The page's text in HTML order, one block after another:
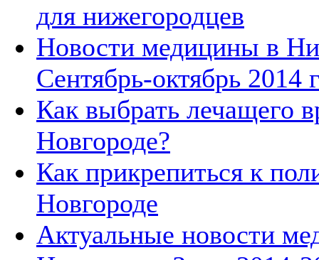
для нижегородцев
Новости медицины в
Сентябрь-октябрь 2014
Как выбрать лечащего
Новгороде?
Как прикрепиться к
Новгороде
Актуальные новости